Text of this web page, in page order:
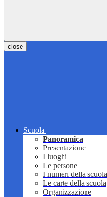
close
Scuola
Panoramica
Presentazione
I luoghi
Le persone
I numeri della scuola
Le carte della scuola
Organizzazione